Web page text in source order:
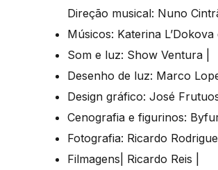
Direção musical: Nuno
Músicos: Katerina
Som e luz: Show Ventura |
Desenho de luz: Marco
Design gráfico: José
Cenografia e figurinos:
Fotografia: Ricardo
Filmagens| Ricardo Reis |